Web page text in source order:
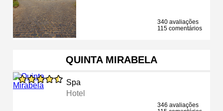
340 avaliações
115 comentários
QUINTA MIRABELA
Spa
Hotel
346 avaliações